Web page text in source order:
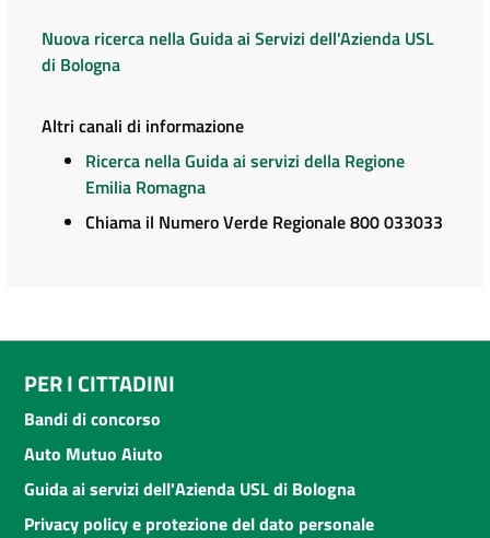
Nuova ricerca nella Guida ai Servizi dell'Azienda USL
di Bologna
Altri canali di informazione
Ricerca nella Guida ai servizi della Regione
Emilia Romagna
Chiama il Numero Verde Regionale 800 033033
PER I CITTADINI
Bandi di concorso
Auto Mutuo Aiuto
Guida ai servizi dell'Azienda USL di Bologna
Privacy policy e protezione del dato personale